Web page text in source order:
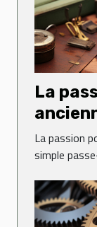
La
La passion
simple